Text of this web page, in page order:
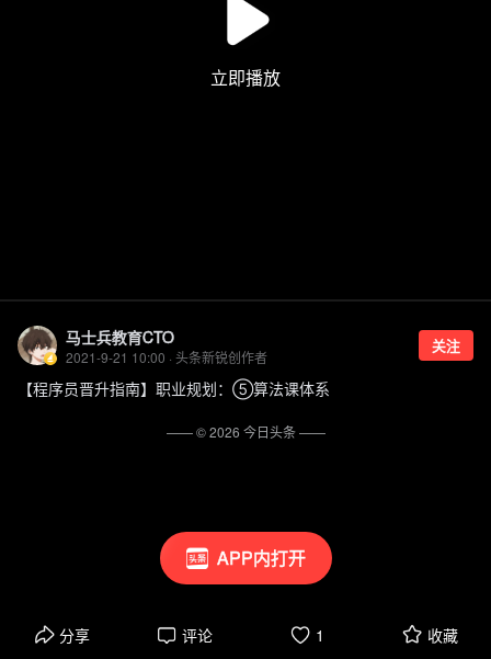
APP内打开
马士兵教育CTO
2021-9-21 10:00 · 头条新锐创作者
关注
【程序员晋升指南】职业规划：⑤算法课体系
分享 评论 1 收藏
—— ©2026 今日头条——